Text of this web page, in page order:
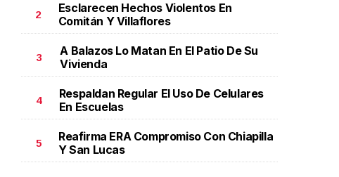
Magui y Renata realizan su sueño
realizan su sueño
Octubre 15 l
2
Esclarecen Hechos Violentos En
Comitán Y Villaflores
3
A Balazos Lo Matan En El Patio De Su
Vivienda
4
Respaldan Regular El Uso De Celulares
En Escuelas
5
Reafirma ERA Compromiso Con Chiapilla
Y San Lucas